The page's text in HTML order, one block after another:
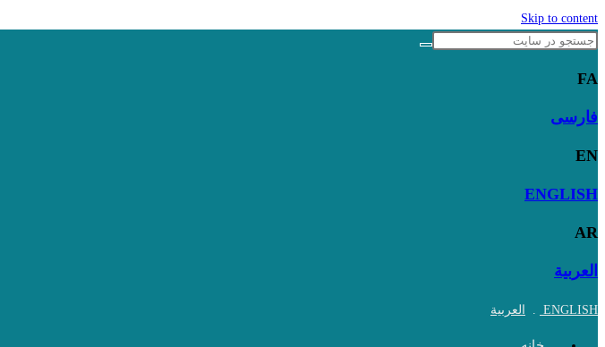
Skip to content
FA
فارسی
EN
ENGLISH
AR
العربية
ENGLISH
. العربية